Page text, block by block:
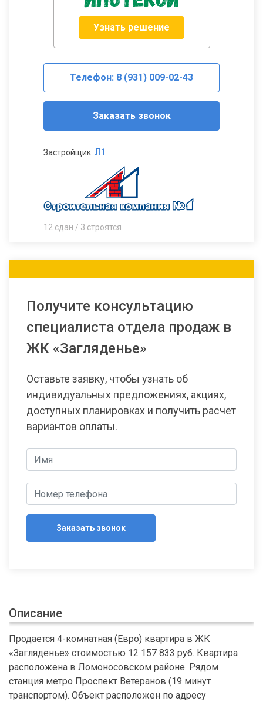
Узнать решение
Телефон: 8 (931) 009-02-43
Заказать звонок
Застройщик: Л1
12 сдан / 3 строятся
Получите консультацию
специалиста отдела продаж в
ЖК «Загляденье»
Оставьте заявку, чтобы узнать об
индивидуальных предложениях, акциях,
доступных планировках и получить расчет
вариантов оплаты.
Заказать звонок
Описание
Продается 4-комнатная (Евро) квартира в ЖК
«Загляденье» стоимостью 12 157 833 руб. Квартира
расположена в Ломоносовском районе. Рядом
станция метро Проспект Ветеранов (19 минут
транспортом). Объект расположен по адресу